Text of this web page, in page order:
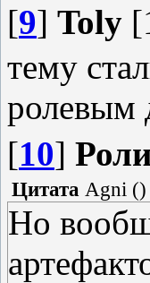
[9] Toly
тему
ролевым
[10]
Цитата Agni ()
Но